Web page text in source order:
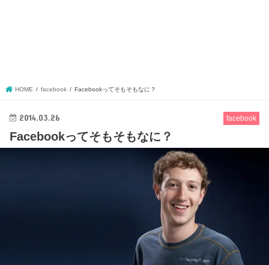
HOME facebook Facebookってそもそもなに？
facebook
2014.03.26
Facebookってそもそもなに？